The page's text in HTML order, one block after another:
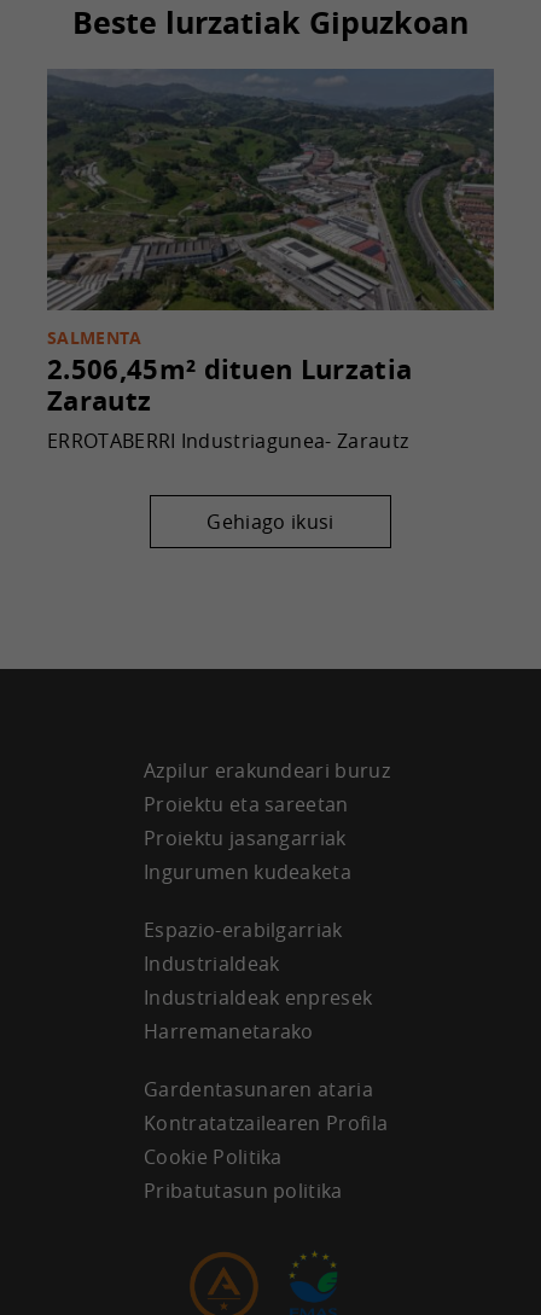
Beste lurzatiak Gipuzkoan
SALMENTA
2.506,45m² dituen Lurzatia
Zarautz
ERROTABERRI Industriagunea- Zarautz
Gehiago ikusi
Azpilur erakundeari buruz
Proiektu eta sareetan
Proiektu jasangarriak
Ingurumen kudeaketa
Espazio-erabilgarriak
Industrialdeak
Industrialdeak enpresek
Harremanetarako
Gardentasunaren ataria
Kontratatzailearen Profila
Cookie Politika
Pribatutasun politika